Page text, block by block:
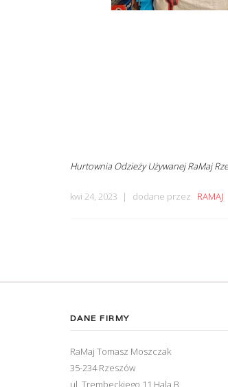
Hurtownia Odzieży Używanej RaMaj
kwi 24, 2023 dodane przez RAMAJ
DANE FIRMY
RaMaj Tomasz Moszczak
35-234 Rzeszów
ul. Trembeckiego 11 Hala B